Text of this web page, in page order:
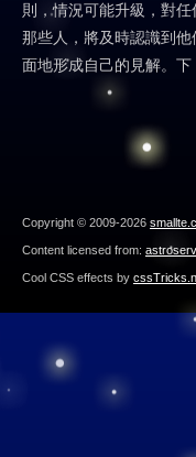
則，情況可能升級，對
那些人，將及時認識到
面地形成自己的見解。
Copyright © 2009-2026
Content licensed from:
Cool CSS effects by